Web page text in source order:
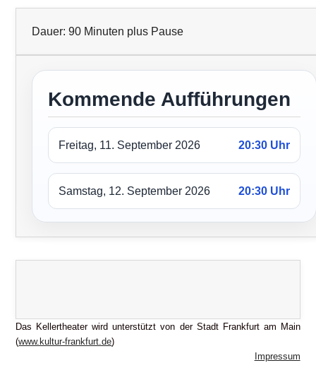
Dauer: 90 Minuten plus Pause
Kommende Aufführungen
Freitag, 11. September 2026 20:30 Uhr
Samstag, 12. September 2026 20:30 Uhr
Das Kellertheater wird unterstützt von der Stadt Frankfurt am Main
(www.kultur-frankfurt.de)
Impressum